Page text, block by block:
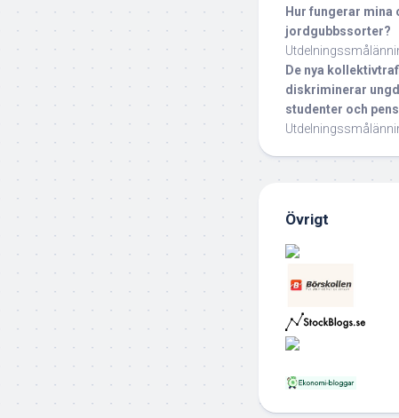
Hur fungerar mina
jordgubbssorter?
De nya
diskriminerar
studenter och
Övrigt